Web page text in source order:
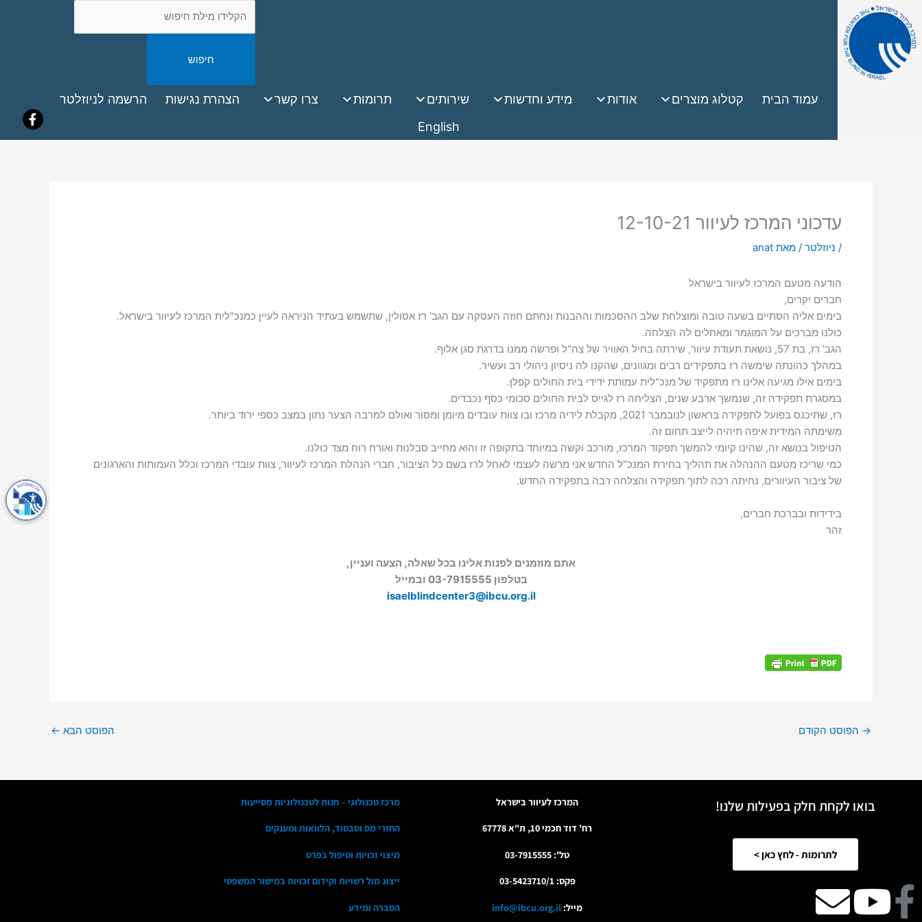
באתר
עמוד הבית קטלוג מוצרים אודות מידע וחדשות שירותים תרומות צרו קשר הצהרת נגישות
הרשמה לניוזלטר
English
עדכוני המרכז לעיוור 12-10-21
/ ניוזלטר / מאת anat
הודעה מטעם המרכז לעיוור בישראל
חברים יקרים,
בימים אליה הסתיים בשעה טובה ומוצלחת שלב ההסכמות וההבנות ונחתם חוזה העסקה עם הגב' רז אסולין, שתשמש בעתיד הניראה לעיין כמנכ"לית המרכז לעיוור בישראל.
כולנו מברכים על המוגמר ומאחלים לה הצלחה.
הגב' רז, בת 57, נושאת תעודת עיוור, שירתה בחיל האוויר של צה"ל ופרשה ממנו בדרגת סגן אלוף.
במהלך כהונתה שימשה רז בתפקידים רבים ומגוונים, שהקנו לה ניסיון ניהולי רב ועשיר.
בימים אילו מגיעה אלינו רז מתפקיד של מנכ"לית עמותת ידידי בית החולים קפלן.
במסגרת תפקידה זה, שנמשך ארבע שנים, הצליחה רז לגייס לבית החולים סכומי כסף נכבדים.
רז, שתיכנס בפועל לתפקידה בראשון לנובמבר 2021, מקבלת לידיה מרכז ובו צוות עובדים מיומן ומסור ואולם למרבה הצער נתון במצב כספי ירוד ביותר.
משימתה המידית איפה תיהיה לייצב תחום זה.
הטיפול בנושא זה, שהינו קיומי להמשך תפקוד המרכז, מורכב וקשה במיוחד בתקופה זו והוא מחייב סבלנות ואורח רוח מצד כולנו.
כמי שריכז מטעם ההנהלה את תהליך בחירת המנכ"ל החדש אני מרשה לעצמי לאחל לרז בשם כל הציבור, חברי הנהלת המרכז לעיוור, צוות עובדי המרכז וכלל העמותות והארגונים
של ציבור העיוורים, נחיתה רכה לתוך תפקידה והצלחה רבה בתפקידה החדש.
בידידות ובברכת חברים,
זהר
אתם מוזמנים לפנות אלינו בכל שאלה, הצעה ועניין,
בטלפון 03-7915555 ובמייל
isaelblindcenter3@ibcu.org.il
→ הפוסט הקודם הפוסט הבא ←
בואו לקחת חלק בפעילות שלנו!
לתרומות - לחץ כאן >
Facebook
Youtube
email
המרכז לעיוור בישראל
רח' דוד חכמי 10, ת"א 67778
טל': 03-7915555
פקס: 03-5423710/1
מייל: info@ibcu.org.il
מרכז טכנולוגי – חנות לטכנולוגיות מסייעות
החזרי מס וסבסוד, הלוואות ומענקים
מיצוי זכויות וטיפול בפרט
ייצוג מול רשויות וקידום זכויות במישור המשפטי
הסברה ומידע